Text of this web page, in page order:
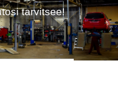
tarvitsee!